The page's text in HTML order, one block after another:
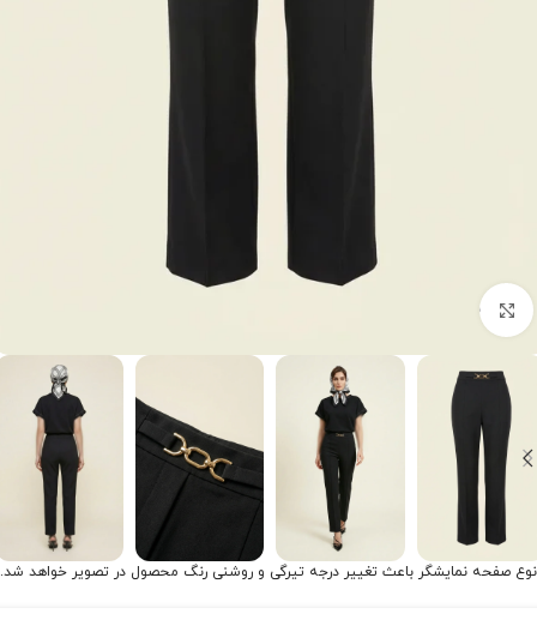
برای بزرگنمایی کلیک کنید
نوع صفحه نمایشگر باعث تغییر درجه تیرگی و روشنی رنگ محصول در تصویر خواهد شد.